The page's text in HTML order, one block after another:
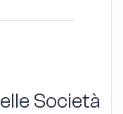
Società